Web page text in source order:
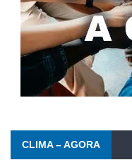
CLIMA – AGORA